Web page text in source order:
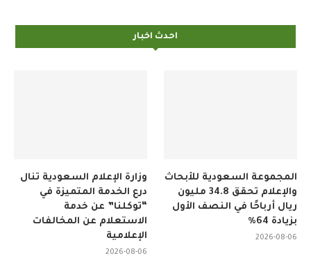
احدث اخبار
وزارة الإعلام السعودية تنال
درع الخدمة المتميزة في
“توكلنا” عن خدمة
الاستعلام عن المخالفات
الإعلامية
2026-08-06
المجموعة السعودية للأبحاث
والإعلام تحقق 34.8 مليون
ريال أرباحًا في النصف الأول
بزيادة 64%
2026-08-06